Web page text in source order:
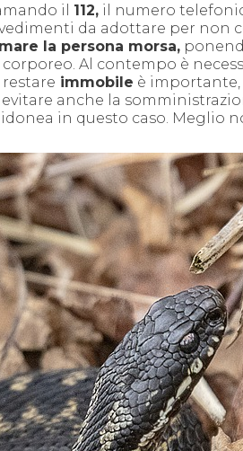
il 112, il numero
da adottare per non
la persona morsa,
Al contempo è
immobile è importante,
evitare anche la
in questo caso. Meglio